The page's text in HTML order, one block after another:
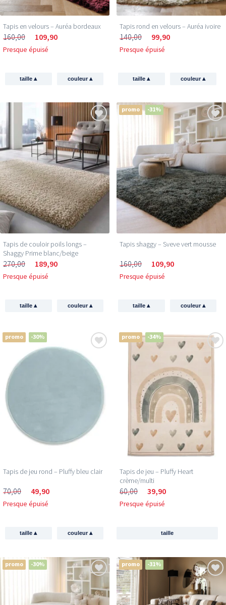
Tapis en velours – Auréa bordeaux
160,00 109,90
Presque épuisé
taille▴ couleur▴
Tapis rond en velours – Auréa ivoire
140,00 99,90
Presque épuisé
taille▴ couleur▴
Tapis de couloir poils longs –
Shaggy Prime blanc/beige
270,00 189,90
Presque épuisé
taille▴ couleur▴
promo -31%
Tapis shaggy – Sveve vert mousse
160,00 109,90
Presque épuisé
taille▴ couleur▴
promo -30%
Tapis de jeu rond – Pluffy bleu clair
70,00 49,90
Presque épuisé
taille▴ couleur▴
promo -34%
Tapis de jeu – Pluffy Heart
crème/multi
60,00 39,90
Presque épuisé
taille
promo -30% promo -31%